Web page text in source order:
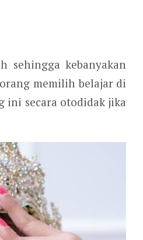
sehingga kebanyakan
memilih belajar di
ini secara otodidak jika